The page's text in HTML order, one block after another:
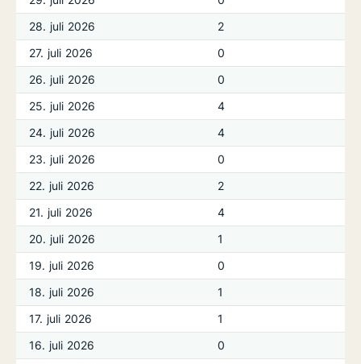
28. juli 2026
2
27. juli 2026
0
26. juli 2026
0
25. juli 2026
4
24. juli 2026
4
23. juli 2026
0
22. juli 2026
2
21. juli 2026
4
20. juli 2026
1
19. juli 2026
0
18. juli 2026
1
17. juli 2026
1
16. juli 2026
0